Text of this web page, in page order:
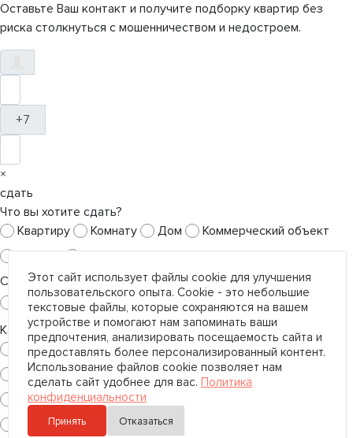
Оставьте Ваш контакт и получите подборку квартир без
риска столкнуться с мошенничеством и недостроем.
+7
×
сдать
Что вы хотите сдать?
Квартиру
Комнату Дом
Коммерческий объект
Студию
Часть дома
Скольки комнатная квартира?
1 к-кв.
2 к-кв.
3 к-кв.
Какой тип коммерческой недвижимости вы хотите сдать?
Гаражи
Земельный участок
Квартира под коммерческие цели
Общественное питание
Склад
Сфера услуг Торговое помещение
Этот сайт использует файлы cookie для улучшения
пользовательского опыта. Cookie - это небольшие
текстовые файлы, которые сохраняются на вашем
устройстве и помогают нам запоминать ваши
предпочтения, анализировать посещаемость сайта и
предоставлять более персонализированный контент.
Использование файлов cookie позволяет нам
сделать сайт удобнее для вас. Политика
конфиденциальности
Принять Отказаться